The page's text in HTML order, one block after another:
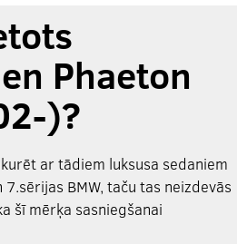
Phaeton
)?
ar tādiem luksusa sedaniem
BMW, taču tas neizdevās
šī mērķa sasniegšanai